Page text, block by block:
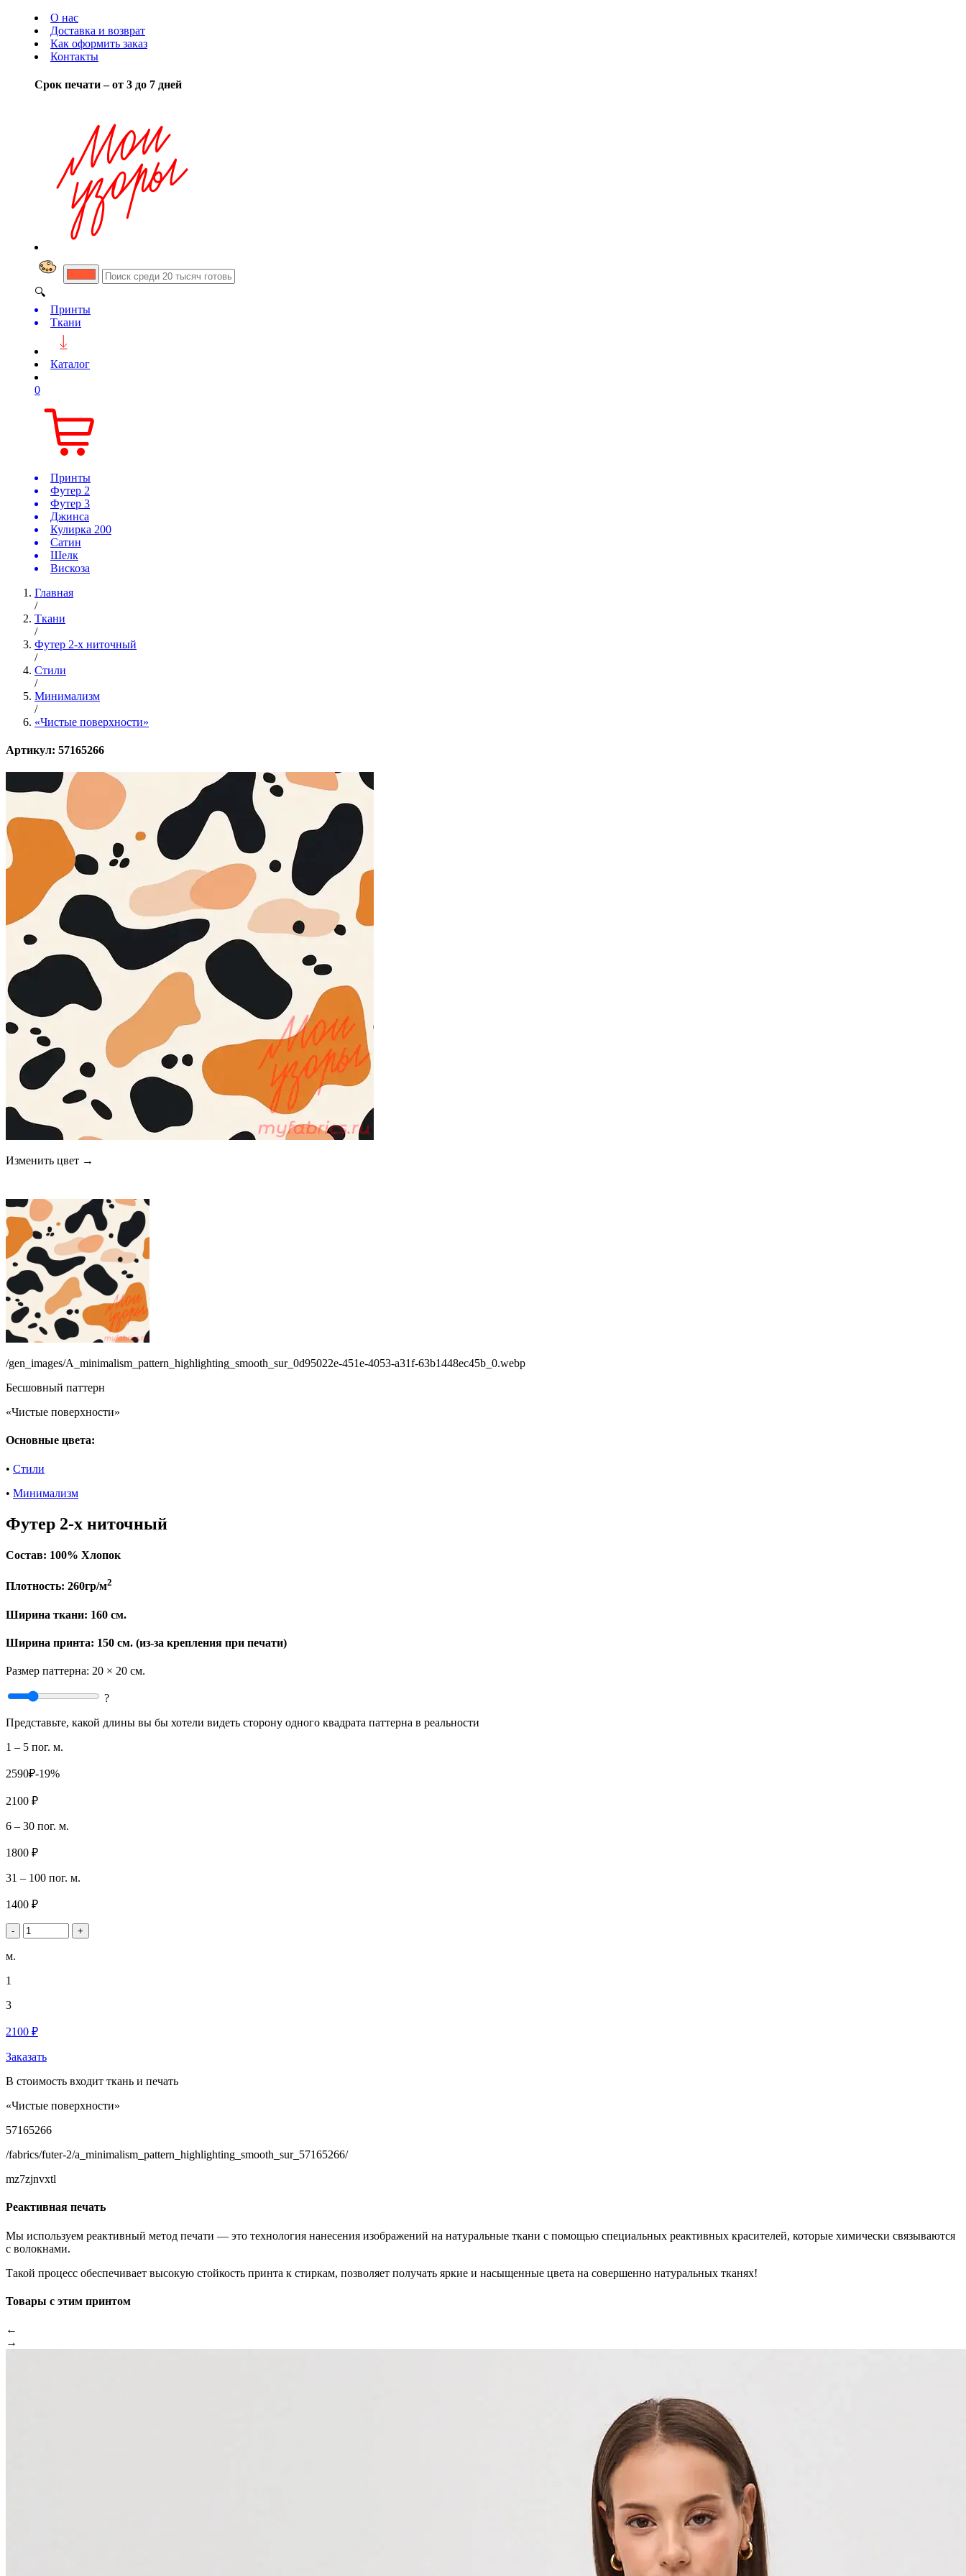
О нас
Доставка и возврат
Как оформить заказ
Контакты
Срок печати – от 3 до 7 дней
🔍
Принты
Ткани
Каталог
0
Принты
Футер 2
Футер 3
Джинса
Кулирка 200
Сатин
Шелк
Вискоза
Главная
/
Ткани
/
Футер 2-х ниточный
/
Стили
/
Минимализм
/
«Чистые поверхности»
Артикул: 57165266
Изменить цвет →
/gen_images/A_minimalism_pattern_highlighting_smooth_sur_0d95022e-451e-4053-a31f-63b1448ec45b_0.webp
Бесшовный паттерн
«Чистые поверхности»
Основные цвета:
• Стили
• Минимализм
Футер 2-х ниточный
Состав: 100% Хлопок
Плотность: 260гр/м2
Ширина ткани: 160 см.
Ширина принта: 150 см. (из-за крепления при печати)
Размер паттерна: 20 × 20 см.
?
Представьте, какой длины вы бы хотели видеть сторону одного квадрата паттерна в реальности
1 – 5 пог. м.
2590₽-19%
2100 ₽
6 – 30 пог. м.
1800 ₽
31 – 100 пог. м.
1400 ₽
- +
м.
1
3
2100 ₽
Заказать
В стоимость входит ткань и печать
«Чистые поверхности»
57165266
/fabrics/futer-2/a_minimalism_pattern_highlighting_smooth_sur_57165266/
mz7zjnvxtl
Реактивная печать
Мы используем реактивный метод печати — это технология нанесения изображений на натуральные ткани с помощью специальных реактивных красителей, которые химически связываются
с волокнами.
Такой процесс обеспечивает высокую стойкость принта к стиркам, позволяет получать яркие и насыщенные цвета на совершенно натуральных тканях!
Товары с этим принтом
←
→